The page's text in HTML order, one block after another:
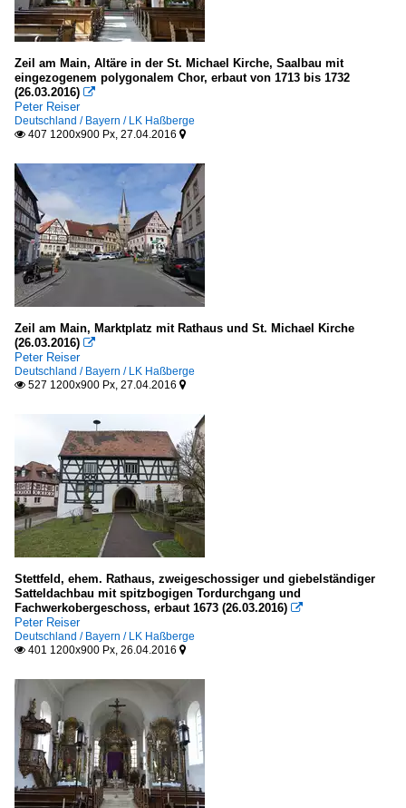
Zeil am Main, Altäre in der St. Michael Kirche, Saalbau mit
eingezogenem polygonalem Chor, erbaut von 1713 bis 1732
(26.03.2016) 
Peter Reiser
Deutschland / Bayern / LK Haßberge
 407 1200x900 Px, 27.04.2016 
Zeil am Main, Marktplatz mit Rathaus und St. Michael Kirche
(26.03.2016) 
Peter Reiser
Deutschland / Bayern / LK Haßberge
 527 1200x900 Px, 27.04.2016 
Stettfeld, ehem. Rathaus, zweigeschossiger und giebelständiger
Satteldachbau mit spitzbogigen Tordurchgang und
Fachwerkobergeschoss, erbaut 1673 (26.03.2016) 
Peter Reiser
Deutschland / Bayern / LK Haßberge
 401 1200x900 Px, 26.04.2016 